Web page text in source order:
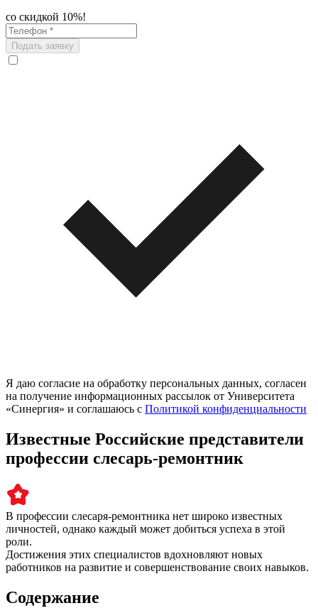
со скидкой 10%!
Подать заявку
Я даю согласие на обработку персональных данных, согласен
на получение информационных рассылок от Университета
«Синергия» и соглашаюсь c Политикой конфиденциальности
Известные Российские представители
профессии слесарь-ремонтник
В профессии слесаря-ремонтника нет широко известных
личностей, однако каждый может добиться успеха в этой
роли.
Достижения этих специалистов вдохновляют новых
работников на развитие и совершенствование своих навыков.
Содержание